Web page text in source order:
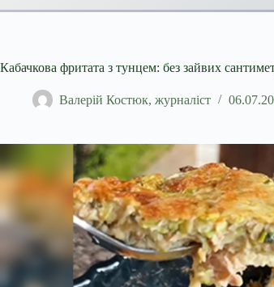
Кабачкова фритата з тунцем: без зайвих
Валерій Костюк, журналіст